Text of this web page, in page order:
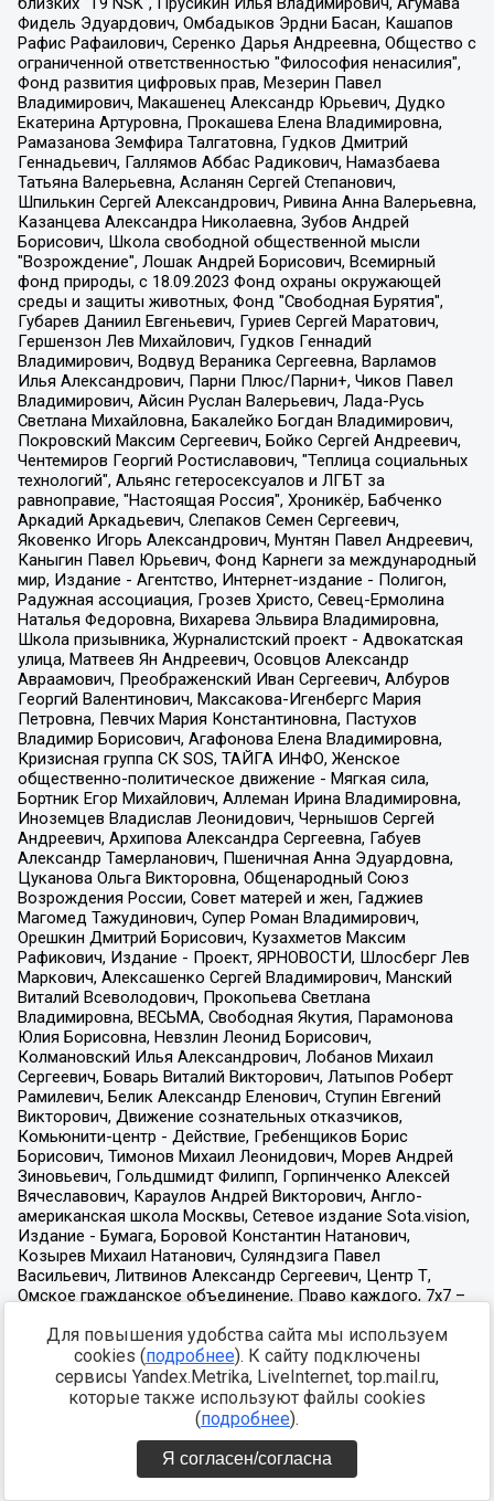
Для повышения удобства сайта мы используем
cookies (подробнее). К сайту подключены
сервисы Yandex.Metrika, LiveInternet, top.mail.ru,
которые также используют файлы cookies
(подробнее).
Я согласен/согласна